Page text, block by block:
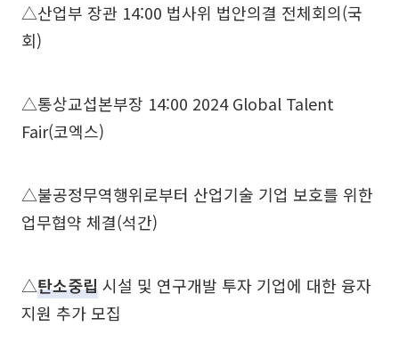
△산업부 장관 14:00 법사위 법안의결 전체회의(국
회)
△통상교섭본부장 14:00 2024 Global Talent
Fair(코엑스)
△불공정무역행위로부터 산업기술 기업 보호를 위한
업무협약 체결(석간)
△탄소중립시설 및 연구개발 투자 기업에 대한 융자
지원 추가 모집